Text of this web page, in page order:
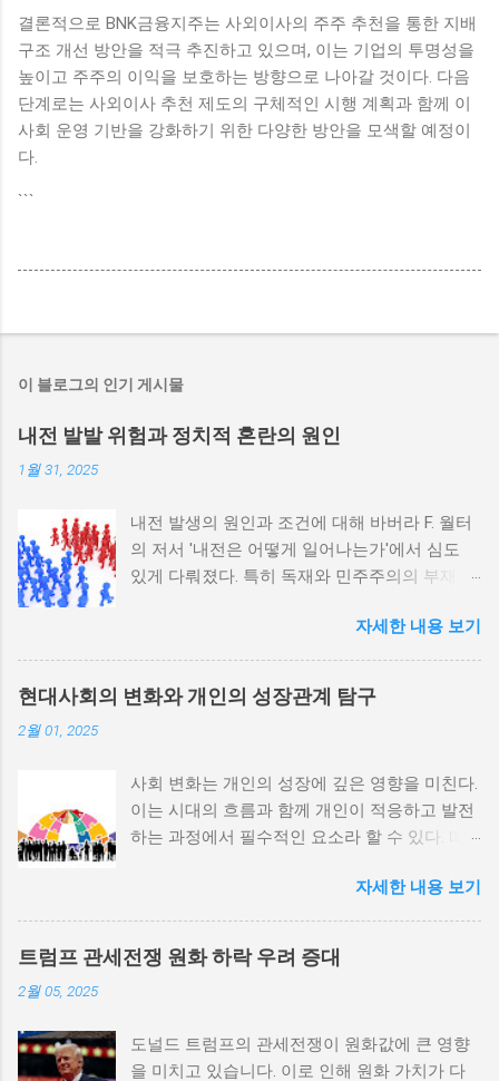
결론적으로 BNK금융지주는 사외이사의 주주 추천을 통한 지배
구조 개선 방안을 적극 추진하고 있으며, 이는 기업의 투명성을
높이고 주주의 이익을 보호하는 방향으로 나아갈 것이다. 다음
단계로는 사외이사 추천 제도의 구체적인 시행 계획과 함께 이
사회 운영 기반을 강화하기 위한 다양한 방안을 모색할 예정이
다.
```
이 블로그의 인기 게시물
내전 발발 위험과 정치적 혼란의 원인
1월 31, 2025
내전 발생의 원인과 조건에 대해 바버라 F. 월터
의 저서 '내전은 어떻게 일어나는가'에서 심도
있게 다뤄졌다. 특히 독재와 민주주의의 부재가
정치적 파벌화와 경제·군사 체제의 불안정성이
내전의 촉매제가 된다는 사실은 우리에게 중요
한 교훈을 준다. 정치적 불안정성과 내전 발발
위험 정치적 불안정성은 내전 발발의 핵심 요인
적 갈등이 심화되고, 이로 인해 내전의 위험이
증가한다. 이와 같은 경우, 국민들은 정부에 대
한 불만을 느끼고, 체제 전복을 위해 무장 세력
역사적으로도 정치적 불안정성이 높은 국가에
서는 종종 내전이 발발했던 예가 많다. 이러한
비극적인 상황을 방지하기 위해서는 먼저 정치
한 원인 중 하나는 경제적 불균형이다. 경제가
자세한 내용 보기
현대사회의 변화와 개인의 성장관계 탐구
2월 01, 2025
사회 변화는 개인의 성장에 깊은 영향을 미친다.
이는 시대의 흐름과 함께 개인이 적응하고 발전
하는 과정에서 필수적인 요소라 할 수 있다. 따
탐구하는 것이 필요하다. 사회 변화의 의미와 구
조 사회 변화란 특정 사회의 구조, 문화, 가치관
등이 시간이 지남에 따라 변화하는 과정을 의미
한다. 이러한 변화는 다양한 요인에 의해 발생할
이루어진다. 예를 들어, 산업 혁명은 사람들이
자세한 내용 보기
트럼프 관세전쟁 원화 하락 우려 증대
2월 05, 2025
도널드 트럼프의 관세전쟁이 원화값에 큰 영향
을 미치고 있습니다. 이로 인해 원화 가치가 다